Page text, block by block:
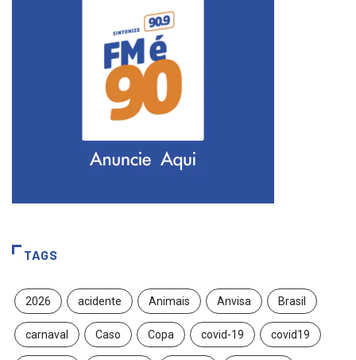
TAGS
2026 acidente Animais Anvisa Brasil
carnaval Caso Copa covid-19 covid19